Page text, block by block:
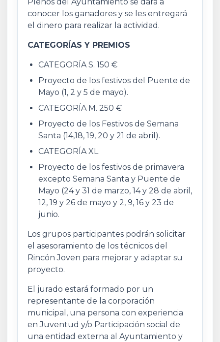
conocer los ganadores y se les entregará
el dinero para realizar la actividad.
CATEGORÍAS Y PREMIOS
CATEGORÍA S. 150 €
Proyecto de los festivos del Puente de
Mayo (1, 2 y 5 de mayo).
CATEGORÍA M. 250 €
Proyecto de los Festivos de Semana
Santa (14,18, 19, 20 y 21 de abril).
CATEGORÍA XL
Proyecto de los festivos de primavera
excepto Semana Santa y Puente de
Mayo (24 y 31 de marzo, 14 y 28 de abril,
12, 19 y 26 de mayo y 2, 9, 16 y 23 de
junio.
Los grupos participantes podrán solicitar
el asesoramiento de los técnicos del
Rincón Joven para mejorar y adaptar su
proyecto.
El jurado estará formado por un
representante de la corporación
municipal, una persona con experiencia
en Juventud y/o Participación social de
una entidad externa al Ayuntamiento y